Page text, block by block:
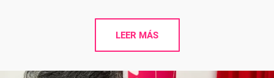
LEER MÁS